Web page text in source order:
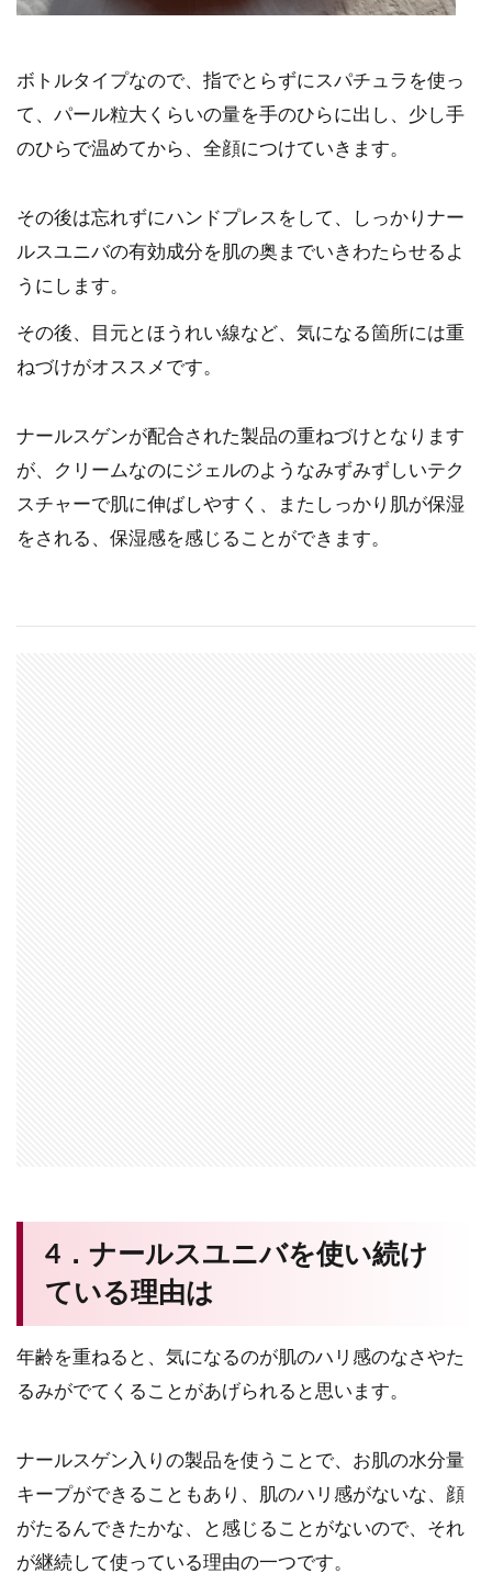
ボトルタイプなので、指でとらずにスパチュラを使っ
て、パール粒大くらいの量を手のひらに出し、少し手
のひらで温めてから、全顔につけていきます。
その後は忘れずにハンドプレスをして、しっかりナー
ルスユニバの有効成分を肌の奥までいきわたらせるよ
うにします。
その後、目元とほうれい線など、気になる箇所には重
ねづけがオススメです。
ナールスゲンが配合された製品の重ねづけとなります
が、クリームなのにジェルのようなみずみずしいテク
スチャーで肌に伸ばしやすく、またしっかり肌が保湿
をされる、保湿感を感じることができます。
4．ナールスユニバを使い続け
ている理由は
年齢を重ねると、気になるのが肌のハリ感のなさやた
るみがでてくることがあげられると思います。
ナールスゲン入りの製品を使うことで、お肌の水分量
キープができることもあり、肌のハリ感がないな、顔
がたるんできたかな、と感じることがないので、それ
が継続して使っている理由の一つです。